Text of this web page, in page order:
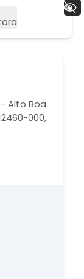
- Alto Boa
000,